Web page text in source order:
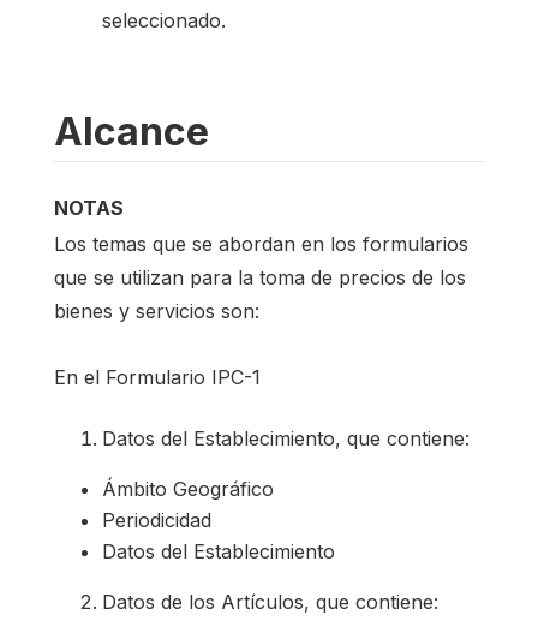
seleccionado.
Alcance
NOTAS
Los temas que se abordan en los formularios
que se utilizan para la toma de precios de los
bienes y servicios son:
En el Formulario IPC-1
Datos del Establecimiento, que contiene:
Ámbito Geográfico
Periodicidad
Datos del Establecimiento
Datos de los Artículos, que contiene: